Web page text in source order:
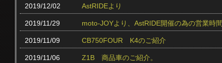
2019/12/02 AstRIDEより
2019/11/29 moto-JOYより、AstRIDE開催の為の営業時
2019/11/09 CB750FOUR K4のご紹介
2019/11/06 Z1B 商品車のご紹介。